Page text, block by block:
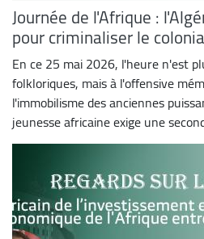
Journée de l'Afrique :
pour criminaliser le
En ce 25 mai 2026, l'heure n'est
folkloriques, mais à l'offensive
l'immobilisme des anciennes
jeunesse africaine exige une